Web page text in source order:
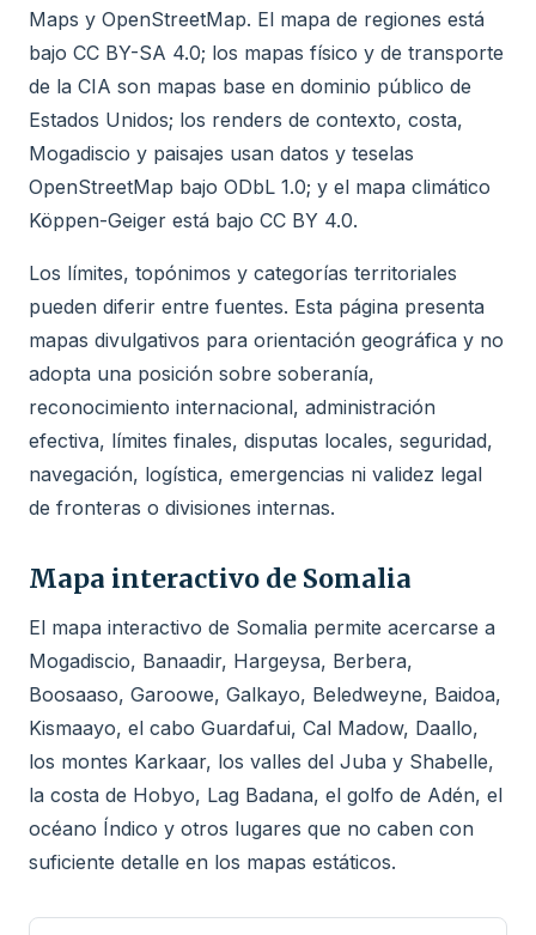
Maps y OpenStreetMap. El mapa de regiones está
bajo CC BY-SA 4.0; los mapas físico y de transporte
de la CIA son mapas base en dominio público de
Estados Unidos; los renders de contexto, costa,
Mogadiscio y paisajes usan datos y teselas
OpenStreetMap bajo ODbL 1.0; y el mapa climático
Köppen-Geiger está bajo CC BY 4.0.
Los límites, topónimos y categorías territoriales
pueden diferir entre fuentes. Esta página presenta
mapas divulgativos para orientación geográfica y no
adopta una posición sobre soberanía,
reconocimiento internacional, administración
efectiva, límites finales, disputas locales, seguridad,
navegación, logística, emergencias ni validez legal
de fronteras o divisiones internas.
Mapa interactivo de Somalia
El mapa interactivo de Somalia permite acercarse a
Mogadiscio, Banaadir, Hargeysa, Berbera,
Boosaaso, Garoowe, Galkayo, Beledweyne, Baidoa,
Kismaayo, el cabo Guardafui, Cal Madow, Daallo,
los montes Karkaar, los valles del Juba y Shabelle,
la costa de Hobyo, Lag Badana, el golfo de Adén, el
océano Índico y otros lugares que no caben con
suficiente detalle en los mapas estáticos.